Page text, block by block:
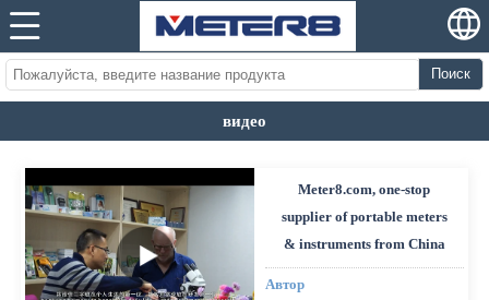
Поиск
видео
Meter8.com, one-stop
supplier of portable meters
& instruments from China
Автор